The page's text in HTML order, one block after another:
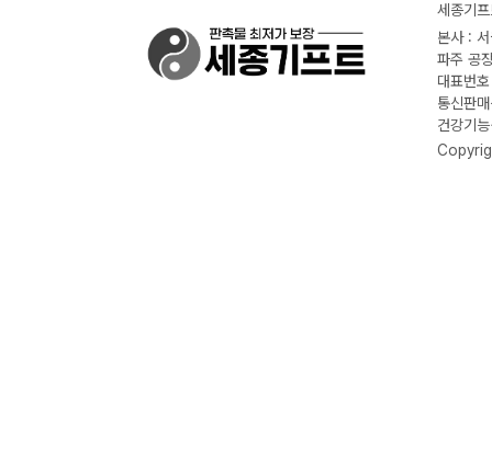
세종기
본사 :
파주 공
대표번
통신판
건강기